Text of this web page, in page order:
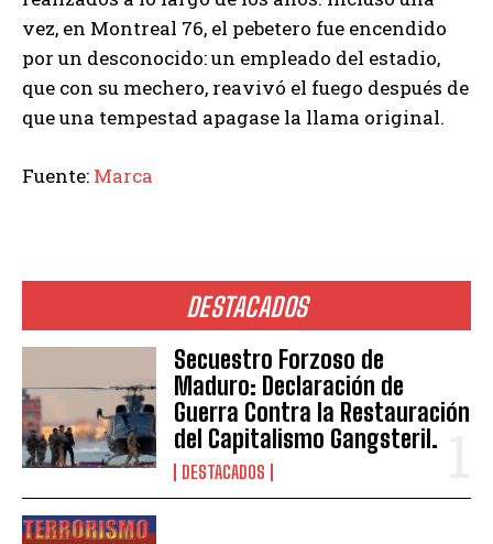
DESTACADOS
Secuestro Forzoso de
Maduro: Declaración de
Guerra Contra la Restauración
del Capitalismo Gangsteril.
DESTACADOS
vez, en Montreal 76, el pebetero fue encendido
por un desconocido: un empleado del estadio,
que con su mechero, reavivó el fuego después de
que una tempestad apagase la llama original.
Fuente: Marca